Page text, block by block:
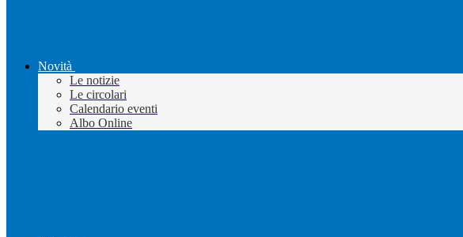
Novità
Le notizie
Le circolari
Calendario eventi
Albo Online